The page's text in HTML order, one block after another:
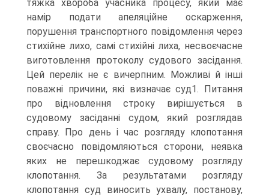
тяжка хвороба учасника процесу, який має
намір подати апеляційне оскарження,
порушення транспортного повідомлення через
стихійне лихо, самі стихійні лиха, несвоєчасне
виготовлення протоколу судового засідання.
Цей перелік не є вичерпним. Можливі й інші
поважні причини, які визначає суд1. Питання
про відновлення строку вирішується в
судовому засіданні судом, який розглядав
справу. Про день і час розгляду клопотання
своєчасно повідомляються сторони, неявка
яких не перешкоджає судовому розгляду
клопотання. За результатами розгляду
клопотання суд виносить ухвалу, постанову,